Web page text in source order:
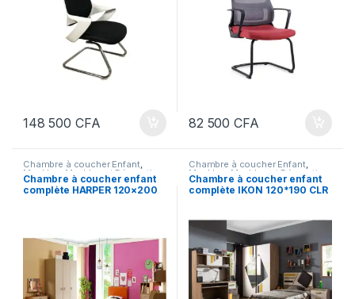
148 500 CFA 82 500CFA
Chambre à coucher Enfant,
Meubles Meubles et Décoration
Mobilier de maison
Chambre à coucher enfant
complète HARPER 120×200
Chambre à coucher Enfant,
Meubles Meubles et Décoration
Mobilier de maison
Chambre à coucher enfant
complète IKON 120*190 CLR